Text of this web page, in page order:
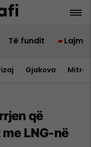
Të fundit Lajme
Gjakova
që
LNG-në